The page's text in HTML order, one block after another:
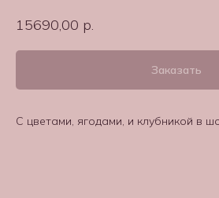
15690,00 р.
Заказать
С цветами, ягодами, и клубникой в